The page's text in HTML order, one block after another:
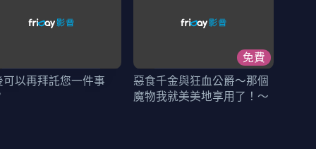
可以再拜託您一件事
免費
惡食千金與狂血公爵～那個
魔物我就美美地享用了！～